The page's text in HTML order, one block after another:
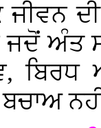
ਦੀ
ਜਦੋਂ ਅੰਤ
ਬਿਰਧ